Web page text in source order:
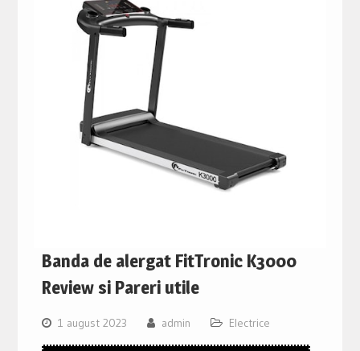
Banda de alergat FitTronic K3000
Review si Pareri utile
1 august 2023 admin Electrice